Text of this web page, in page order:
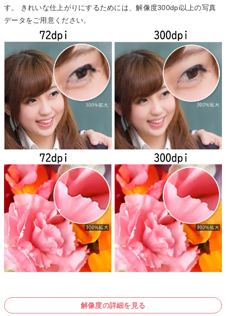
す。 きれいな仕上がりにするためには、解像度300dpi以上の写真
データをご用意ください。
解像度の詳細を見る